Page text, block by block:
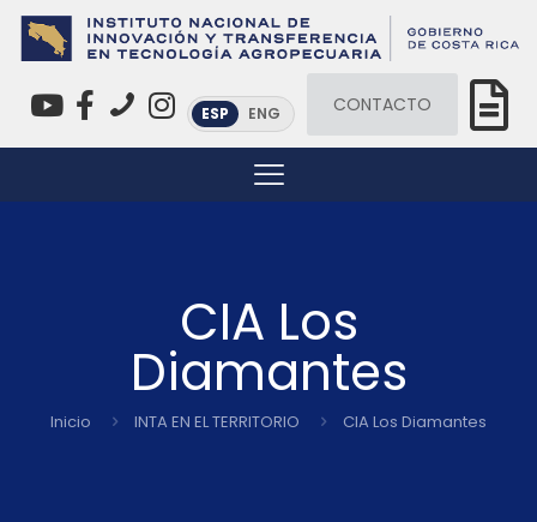
ESP ENG CONTACTO
CIA Los
Diamantes
Inicio INTA EN EL TERRITORIO CIA Los Diamantes